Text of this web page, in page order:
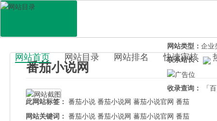
百科目录
网站首页 网站目录 网站排名 快速审核
番茄小说网
网站类型： 企业
联系站长：
收录查询：
「
此网站标签： 番茄小说 番茄小说网 蕃茄小说官网 番茄
网站关键词： 番茄小说 番茄小说网 蕃茄小说官网 番茄